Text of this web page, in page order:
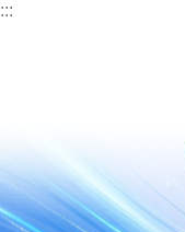
跳到主要內容區塊
:::